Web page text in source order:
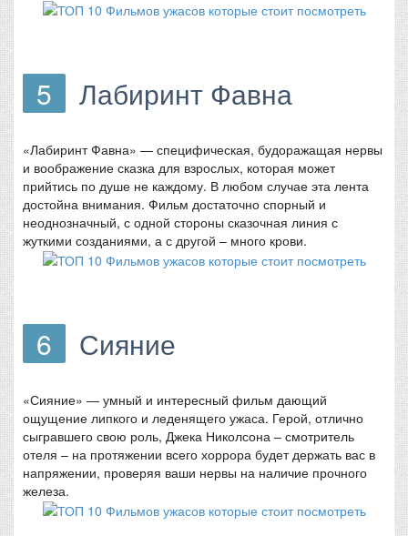
5 Лабиринт Фавна
«Лабиринт Фавна» — специфическая, будоражащая нервы
и воображение сказка для взрослых, которая может
прийтись по душе не каждому. В любом случае эта лента
достойна внимания. Фильм достаточно спорный и
неоднозначный, с одной стороны сказочная линия с
жуткими созданиями, а с другой – много крови.
6 Сияние
«Сияние» — умный и интересный фильм дающий
ощущение липкого и леденящего ужаса. Герой, отлично
сыгравшего свою роль, Джека Николсона – смотритель
отеля – на протяжении всего хоррора будет держать вас в
напряжении, проверяя ваши нервы на наличие прочного
железа.